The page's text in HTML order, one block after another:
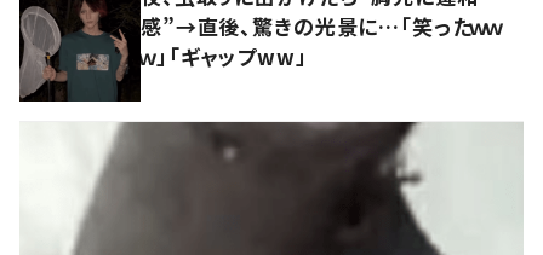
感”→直後、驚きの光景に…「笑ったｗｗ
ｗ」「ギャップww」